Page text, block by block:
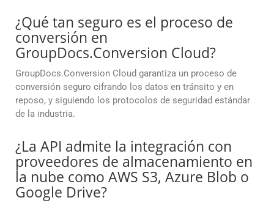
¿Qué tan seguro es el proceso de
conversión en
GroupDocs.Conversion Cloud?
GroupDocs.Conversion Cloud garantiza un proceso de
conversión seguro cifrando los datos en tránsito y en
reposo, y siguiendo los protocolos de seguridad estándar
de la industria.
¿La API admite la integración con
proveedores de almacenamiento en
la nube como AWS S3, Azure Blob o
Google Drive?